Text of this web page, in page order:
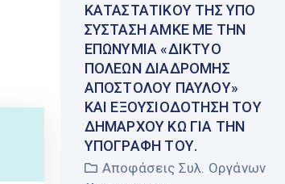
ΚΑΤΑΣΤΑΤΙΚΟΎ ΤΗΣ ΥΠΌ
ΣΎΣΤΑΣΗ ΑΜΚΕ ΜΕ ΤΗΝ
ΕΠΩΝΥΜΊΑ «ΔΊΚΤΥΟ
ΠΌΛΕΩΝ ΔΙΑΔΡΟΜΉΣ
ΑΠΟΣΤΌΛΟΥ ΠΑΎΛΟΥ»
ΚΑΙ ΕΞΟΥΣΙΟΔΌΤΗΣΗ ΤΟΥ
ΔΗΜΆΡΧΟΥ ΚΩ ΓΙΑ ΤΗΝ
ΥΠΟΓΡΑΦΉ ΤΟΥ.
Αποφάσεις Συλ. Οργάνων